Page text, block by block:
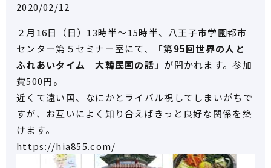
2020/02/12
２月16日（日）13時半～15時半、八王子市学園都市
センター第５セミナー室にて、
「第95回世界の人と
ふれあいタイム 大韓民国の話」 が開かれます。参加
費500円。
近くて遠い国、なにかとライバル視してしまいがちで
すが、お互いによく知り合えばきっと良好な関係を築
けます。
https://hia855.com/